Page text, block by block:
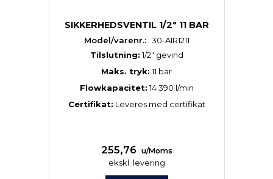
SIKKERHEDSVENTIL 1/2" 11 BAR
Model/varenr.: 30-AIR1211
Tilslutning:1/2″ gevind
Maks. tryk:11 bar
Flowkapacitet:14 390 l/min
Certifikat: Leveres med certifikat
255,76 u/Moms
ekskl. levering